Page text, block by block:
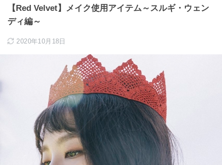
【Red Velvet】メイク使用アイテム～スルギ・ウェン
ディ編～
2020年10月18日